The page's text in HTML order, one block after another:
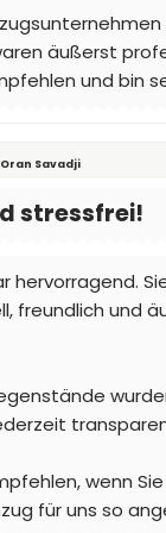
äußerst
und bin
Oran Savadji
stressfrei!
hervorragend.
und
wenn
für uns so